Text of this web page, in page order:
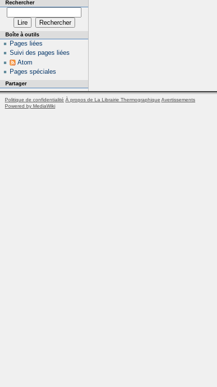
Rechercher
Boîte à outils
Pages liées
Suivi des pages liées
Atom
Pages spéciales
Partager
Politique de confidentialité À propos de La Librairie Thermographique Avertissements
Powered by MediaWiki